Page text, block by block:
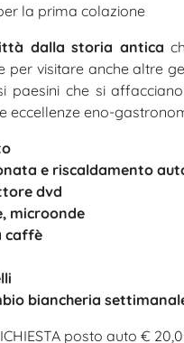
la prima colazione
dalla storia antica
per visitare anche altre
paesini che si
eccellenze eno-
e riscaldamento
dvd
microonde
caffè
biancheria
posto auto €